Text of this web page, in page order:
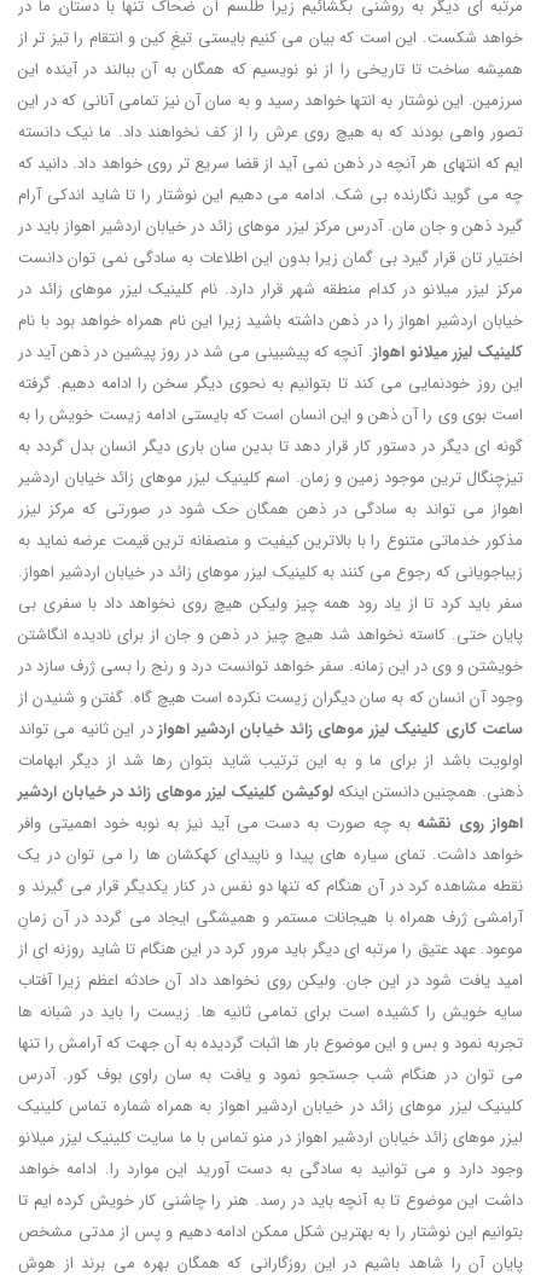
مرتبه ای دیگر به روشنی بگشائیم زیرا طلسم آن ضحاک تنها با دستان ما در
خواهد شکست. این است که بیان می کنیم بایستی تیغِ کین و انتقام را تیز تر از
همیشه ساخت تا تاریخی را از نو نویسیم که همگان به آن ببالند در آینده این
سرزمین. این نوشتار به انتها خواهد رسید و به سان آن نیز تمامی آنانی که در این
تصور واهی بودند که به هیچ روی عرش را از کف نخواهند داد. ما نیک دانسته
ایم که انتهای هر آنچه در ذهن نمی آید از قضا سریع تر روی خواهد داد. دانید که
چه می گوید نگارنده بی شک. ادامه می دهیم این نوشتار را تا شاید اندکی آرام
گیرد ذهن و جان مان. آدرس مرکز لیزر موهای زائد در خیابان اردشیر اهواز باید در
اختیار تان قرار گیرد بی گمان زیرا بدون این اطلاعات به سادگی نمی توان دانست
مرکز لیزر میلانو در کدام منطقه شهر قرار دارد. نام کلینیک لیزر موهای زائد در
خیابان اردشیر اهواز را در ذهن داشته باشید زیرا این نام همراه خواهد بود با نام
کلینیک لیزر میلانو اهواز. آنچه که پیشبینی می شد در روز پیشین در ذهن آید در
این روز خودنمایی می کند تا بتوانیم به نحوی دیگر سخن را ادامه دهیم. گرفته
است بوی وی را آن ذهن و این انسان است که بایستی ادامه زیست خویش را به
گونه ای دیگر در دستور کار قرار دهد تا بدین سان باری دیگر انسان بدل گردد به
تیزچنگال ترین موجود زمین و زمان. اسم کلینیک لیزر موهای زائد خیابان اردشیر
اهواز می تواند به سادگی در ذهن همگان حک شود در صورتی که مرکز لیزر
مذکور خدماتی متنوع را با بالاترین کیفیت و منصفانه ترین قیمت عرضه نماید به
زیباجویانی که رجوع می کنند به کلینیک لیزر موهای زائد در خیابان اردشیر اهواز.
سفر باید کرد تا از یاد رود همه چیز ولیکن هیچ روی نخواهد داد با سفری بی
پایان حتی. کاسته نخواهد شد هیچ چیز در ذهن و جان از برای نادیده انگاشتن
خویشتن و وی در این زمانه. سفر خواهد توانست درد و رنج را بسی ژرف سازد در
وجود آن انسان که به سان دیگران زیست نکرده است هیچ گاه. گفتن و شنیدن از
ساعت کاری کلینیک لیزر موهای زائد خیابان اردشیر اهوازدر این ثانیه می تواند
اولویت باشد از برای ما و به این ترتیب شاید بتوان رها شد از دیگر ابهامات
ذهنی. همچنین دانستن اینکهلوکیشن کلینیک لیزر موهای زائد در خیابان اردشیر
اهواز روی نقشه به چه صورت به دست می آید نیز به نوبه خود اهمیتی وافر
خواهد داشت. تمای سیاره های پیدا و ناپیدای کهکشان ها را می توان در یک
نقطه مشاهده کرد در آن هنگام که تنها دو نفس در کنار یکدیگر قرار می گیرند و
آرامشی ژرف همراه با هیجانات مستمر و همیشگی ایجاد می گردد در آن زمانِ
موعود. عهد عتیق را مرتبه ای دیگر باید مرور کرد در این هنگام تا شاید روزنه ای از
امید یافت شود در این جان. ولیکن روی نخواهد داد آن حادثه اعظم زیرا آفتاب
سایه خویش را کشیده است برای تمامی ثانیه ها. زیست را باید در شبانه ها
تجربه نمود و بس و این موضوع بار ها اثبات گردیده به آن جهت که آرامش را تنها
می توان در هنگام شب جستجو نمود و یافت به سان راوی بوف کور. آدرس
کلینیک لیزر موهای زائد در خیابان اردشیر اهواز به همراه شماره تماس کلینیک
لیزر موهای زائد خیابان اردشیر اهواز در منو تماس با ما سایت کلینیک لیزر میلانو
وجود دارد و می توانید به سادگی به دست آورید این موارد را. ادامه خواهد
داشت این موضوع تا به آنچه باید در رسد. هنر را چاشنی کار خویش کرده ایم تا
بتوانیم این نوشتار را به بهترین شکل ممکن ادامه دهیم و پس از مدتی مشخص
پایان آن را شاهد باشیم در این روزگارانی که همگان بهره می برند از هوش